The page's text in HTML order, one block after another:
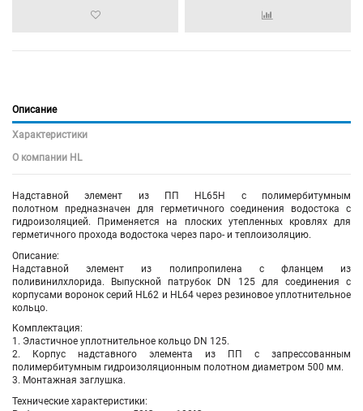
Описание
Характеристики
О компании HL
Надставной элемент из ПП HL65H с полимербитумным
полотном предназначен для герметичного соединения водостока с
гидроизоляцией. Применяется на плоских утепленных кровлях для
герметичного прохода водостока через паро- и теплоизоляцию.
Описание:
Надставной элемент из полипропилена с фланцем из
поливинилхлорида. Выпускной патрубок DN 125 для соединения с
корпусами воронок серий HL62 и HL64 через резиновое уплотнительное
кольцо.
Комплектация:
1. Эластичное уплотнительное кольцо DN 125.
2. Корпус надставного элемента из ПП с запрессованным
полимербитумным гидроизоляционным полотном диаметром 500 мм.
3. Монтажная заглушка.
Технические характеристики: